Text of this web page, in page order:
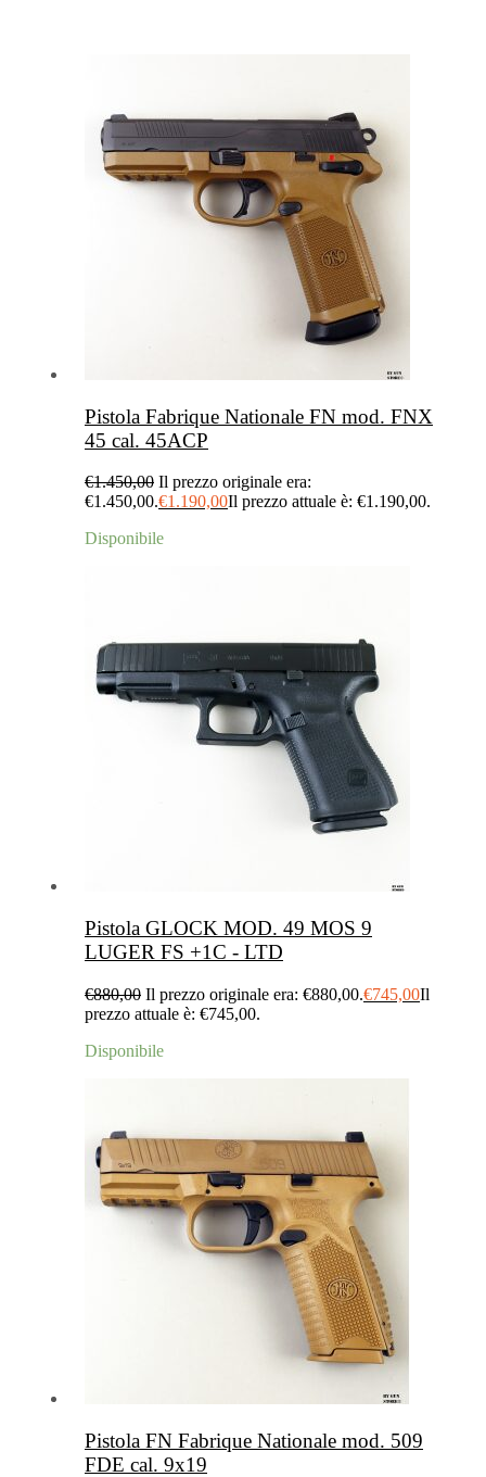
Pistola Fabrique Nationale FN mod. FNX
45 cal. 45ACP
€1.450,00 Il prezzo originale era:
€1.450,00.€1.190,00Il prezzo attuale è: €1.190,00.
Disponibile
Pistola GLOCK MOD. 49 MOS 9
LUGER FS +1C - LTD
€880,00 Il prezzo originale era: €880,00.€745,00Il
prezzo attuale è: €745,00.
Disponibile
Pistola FN Fabrique Nationale mod. 509
FDE cal. 9x19